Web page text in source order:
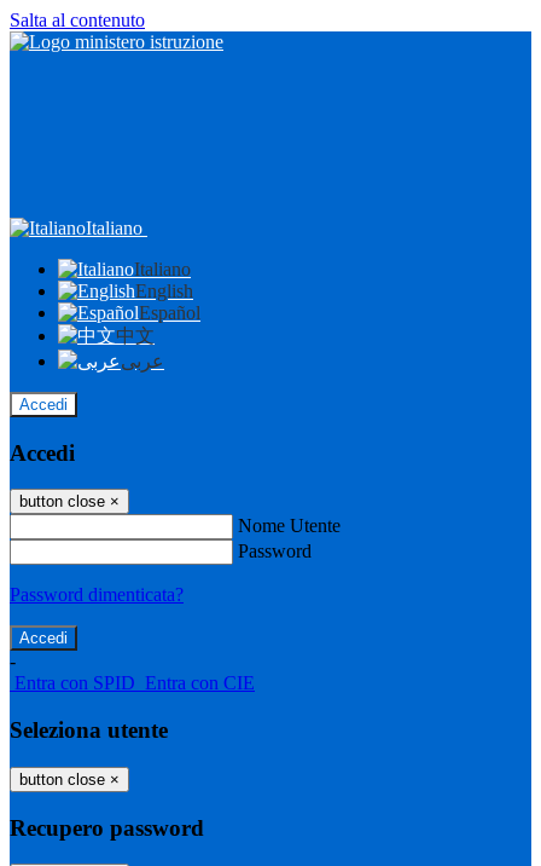
Salta al contenuto
Italiano
Italiano
English
Español
中文
عربى
Accedi
Accedi
button close ×
Nome Utente
Password
Password dimenticata?
-
Entra con SPID Entra con CIE
Seleziona utente
button close ×
Recupero password